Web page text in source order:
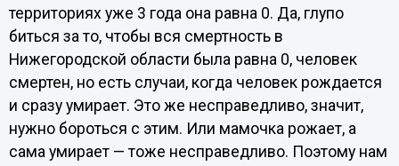
территориях уже 3 года она равна 0. Да, глупо
биться за то, чтобы вся смертность в
Нижегородской области была равна 0, человек
смертен, но есть случаи, когда человек рождается
и сразу умирает. Это же несправедливо, значит,
нужно бороться с этим. Или мамочка рожает, а
сама умирает — тоже несправедливо. Поэтому нам